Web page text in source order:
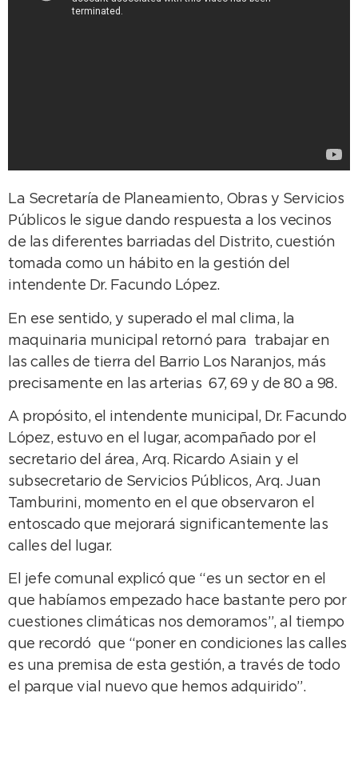
La Secretaría de Planeamiento, Obras y Servicios
Públicos le sigue dando respuesta a los vecinos
de las diferentes barriadas del Distrito, cuestión
tomada como un hábito en la gestión del
intendente Dr. Facundo López.
En ese sentido, y superado el mal clima, la
maquinaria municipal retornó para trabajar en
las calles de tierra del Barrio Los Naranjos, más
precisamente en las arterias 67, 69 y de 80 a 98.
A propósito, el intendente municipal, Dr. Facundo
López, estuvo en el lugar, acompañado por el
secretario del área, Arq. Ricardo Asiain y el
subsecretario de Servicios Públicos, Arq. Juan
Tamburini, momento en el que observaron el
entoscado que mejorará significantemente las
calles del lugar.
El jefe comunal explicó que “es un sector en el
que habíamos empezado hace bastante pero por
cuestiones climáticas nos demoramos”, al tiempo
que recordó que “poner en condiciones las calles
es una premisa de esta gestión, a través de todo
el parque vial nuevo que hemos adquirido”.